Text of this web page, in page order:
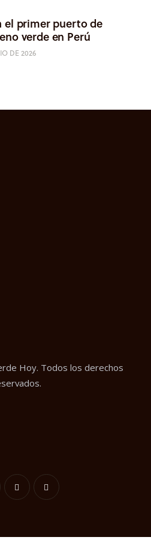
el primer puerto de
verde en Perú
DE 2026
Hoy. Todos los derechos